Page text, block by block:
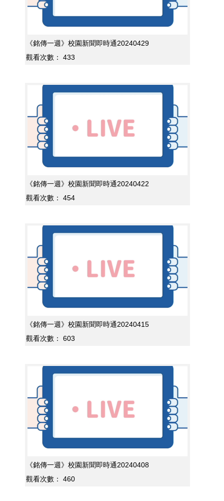
《銘傳一週》校園新聞即時通20240429
觀看次數：
433
《銘傳一週》校園新聞即時通20240422
觀看次數：
454
《銘傳一週》校園新聞即時通20240415
觀看次數：
603
《銘傳一週》校園新聞即時通20240408
觀看次數：
460